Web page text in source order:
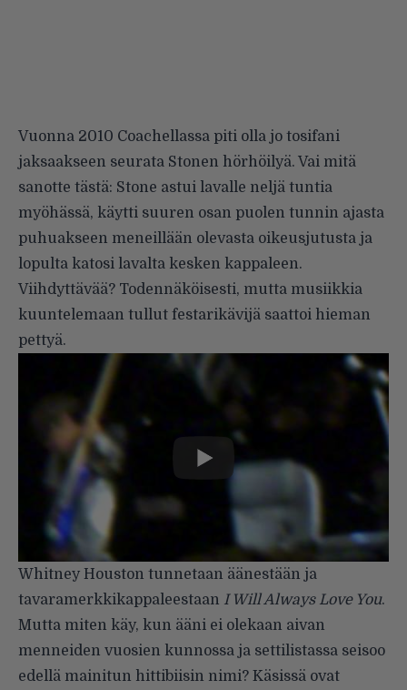
Vuonna 2010 Coachellassa piti olla jo tosifani
jaksaakseen seurata Stonen hörhöilyä. Vai mitä
sanotte tästä: Stone astui lavalle neljä tuntia
myöhässä, käytti suuren osan puolen tunnin ajasta
puhuakseen meneillään olevasta oikeusjutusta ja
lopulta katosi lavalta kesken kappaleen.
Viihdyttävää? Todennäköisesti, mutta musiikkia
kuuntelemaan tullut festarikävijä saattoi hieman
pettyä.
Whitney Houston tunnetaan äänestään ja
tavaramerkkikappaleestaan I Will Always Love You.
Mutta miten käy, kun ääni ei olekaan aivan
menneiden vuosien kunnossa ja settilistassa seisoo
edellä mainitun hittibiisin nimi? Käsissä ovat